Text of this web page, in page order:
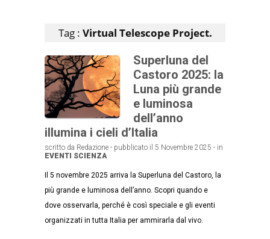
Tag : Virtual Telescope Project.
Superluna del
Castoro 2025: la
Luna più grande
e luminosa
dell’anno
illumina i cieli d’Italia
scritto da Redazione - pubblicato il 5 Novembre 2025 - in
EVENTI SCIENZA
Il 5 novembre 2025 arriva la Superluna del Castoro, la
più grande e luminosa dell’anno. Scopri quando e
dove osservarla, perché è così speciale e gli eventi
organizzati in tutta Italia per ammirarla dal vivo.